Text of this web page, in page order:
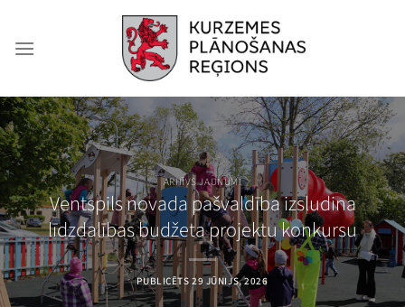
content
ARHĪVS JAUNUMI
Ventspils novada pašvaldība izsludina
līdzdalības budžeta projektu konkursu
PUBLICĒTS29 JŪNIJS, 2026